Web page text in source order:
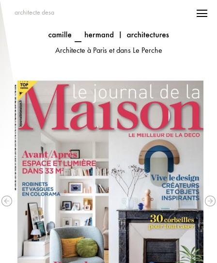
architecte desa
Architecte à Paris et dans Le Perche